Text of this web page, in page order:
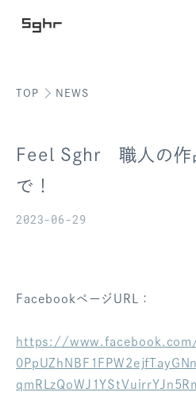
ショッピングバッグを見
お気に
ログア
TOP NEWS
Feel Sghr 職人の
で！
2023-06-29
FacebookページURL：
https://